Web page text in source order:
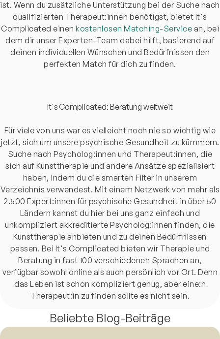
ist. Wenn du zusätzliche Unterstützung bei der Suche nach
qualifizierten Therapeut:innen benötigst, bietet It's
Complicated einen kostenlosen Matching-Service an, bei
dem dir unser Experten-Team dabei hilft, basierend auf
deinen individuellen Wünschen und Bedürfnissen den
perfekten Match für dich zu finden.
It's Complicated: Beratung weltweit
Für viele von uns war es vielleicht noch nie so wichtig wie
jetzt, sich um unsere psychische Gesundheit zu kümmern.
Suche nach Psycholog:innen und Therapeut:innen, die
sich auf Kunsttherapie und andere Ansätze spezialisiert
haben, indem du die smarten Filter in unserem
Verzeichnis verwendest. Mit einem Netzwerk von mehr als
2.500 Expert:innen für psychische Gesundheit in über 50
Ländern kannst du hier bei uns ganz einfach und
unkompliziert akkreditierte Psycholog:innen finden, die
Kunsttherapie anbieten und zu deinen Bedürfnissen
passen. Bei It's Complicated bieten wir Therapie und
Beratung in fast 100 verschiedenen Sprachen an,
verfügbar sowohl online als auch persönlich vor Ort. Denn
das Leben ist schon kompliziert genug, aber eine:n
Therapeut:in zu finden sollte es nicht sein.
Beliebte Blog-Beiträge